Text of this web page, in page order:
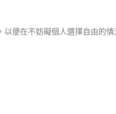
便在不妨礙個人選擇自由的